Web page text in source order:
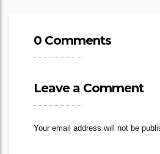
0 Comments
Leave a Comment
Your email address will not be